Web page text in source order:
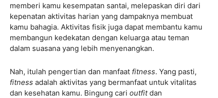
memberi kamu kesempatan santai, melepaskan diri dari
kepenatan aktivitas harian yang dampaknya membuat
kamu bahagia. Aktivitas fisik juga dapat membantu kamu
membangun kedekatan dengan keluarga atau teman
dalam suasana yang lebih menyenangkan.
Nah, itulah pengertian dan manfaat fitness. Yang pasti,
fitness adalah aktivitas yang bermanfaat untuk vitalitas
dan kesehatan kamu. Bingung cari outfitdan